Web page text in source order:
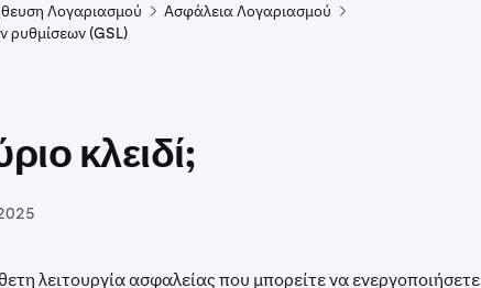
Λογαριασμού
Ασφάλεια Λογαριασμού
ρυθμίσεων (GSL)
κλειδί;
λειτουργία ασφαλείας που μπορείτε να ενεργοποιήσετε